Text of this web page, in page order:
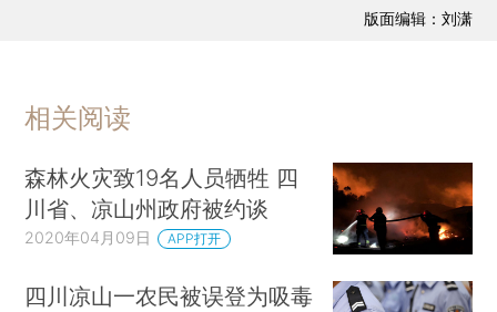
版面编辑：刘潇
相关阅读
森林火灾致19名人员牺牲 四
川省、凉山州政府被约谈
2020年04月09日 APP打开
四川凉山一农民被误登为吸毒